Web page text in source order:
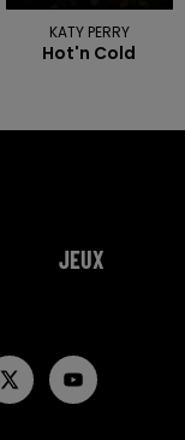
KATY PERRY
Hot'n Cold
JEUX